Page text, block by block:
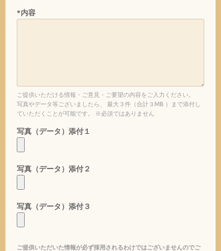
*内容
ご提供いただける情報・ご意見・ご要望の内容をご入力ください。
写真やデータ等ございましたら、 最大３件（合計３MB ）まで添付し
ていただくことが可能です。 ※必須ではありません
写真（データ）添付１
写真（データ）添付２
写真（データ）添付３
ご提供いただいた情報が必ず採用されるわけではございませんのでご